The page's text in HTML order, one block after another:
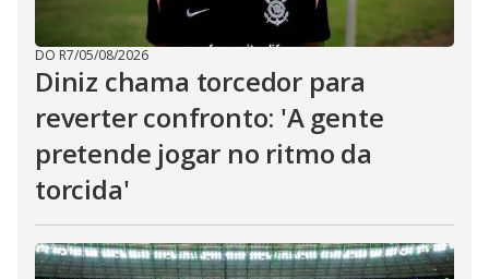
DO R7/05/08/2026
Diniz chama torcedor para
reverter confronto: 'A gente
pretende jogar no ritmo da
torcida'